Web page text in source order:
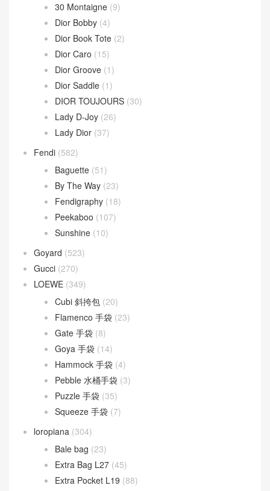
Parachute Bag
Sardine Hobo (4)
Wallace Bag (10)
Celine(340)
Chanel(669)
Dior
(508)
30 Montaigne(9)
Dior Bobby(4)
Dior Book Tote
Dior Caro (15)
Dior Groove
(1)
Dior Saddle
(1)
DIOR TOUJOURS
Lady D-Joy(26)
Fendi (582)
Baguette
By The Way (23)
Fendigraphy (18)
Peekaboo (107)
Sunshine(10)
Goyard(523)
Gucci (270)
LOEWE(349)
Cubi 斜挎包(20)
Flamenco 手袋
Gate 手袋(8)
Goya 手袋 (14)
Hammock 手袋(4)